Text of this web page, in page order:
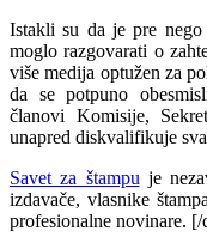
Istakli su da je pre
moglo razgovarati o
više medija optužen za
da se potpuno
članovi Komisije,
unapred diskvalifikuje
Savet za štampu je
izdavače, vlasnike
profesionalne novinare. [/